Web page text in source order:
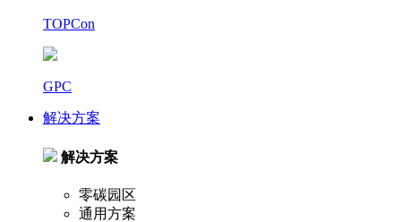
TOPCon
GPC
解决方案
解决方案
零碳园区
通用方案